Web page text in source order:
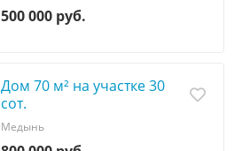
500 000 руб.
Дом 70 м² на участке 30
сот.
Медынь